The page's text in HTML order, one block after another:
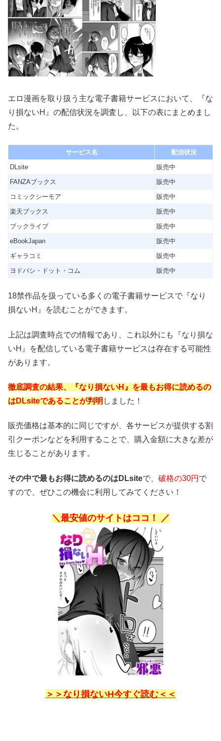
エロ漫画を取り扱う主な電子書籍サービスにおいて、『な
り損ないH』の配信状況を調査し、以下の表にまとめまし
た。
サービス名
配信状況
DLsite
販売中
FANZAブックス
販売中
コミックシーモア
販売中
楽天ブックス
販売中
ブックライブ
販売中
eBookJapan
販売中
ギャラコミ
販売中
ヨドバシ・ドット・コム
販売中
18禁作品を扱っている多くの電子書籍サービスで『なり
損ないH』を読むことができます。
上記は調査時点での情報であり、これ以外にも『なり損な
いH』を配信している電子書籍サービスは存在する可能性
があります。
徹底調査の結果、『なり損ないH』を最もお得に読めるの
はDLsiteであることが判明 しました！
販売価格は基本的に同じですが、各サービスが提供する割
引クーポンなどを利用することで、購入金額に大きな差が
生じることがあります。
その中で最もお得に読めるのはDLsiteで、 破格の30円 で
すので、ぜひこの機会に利用してみてください！
＼最安値のサイトはココ！ ／
＞＞なり損ないH今すぐ読む＜＜